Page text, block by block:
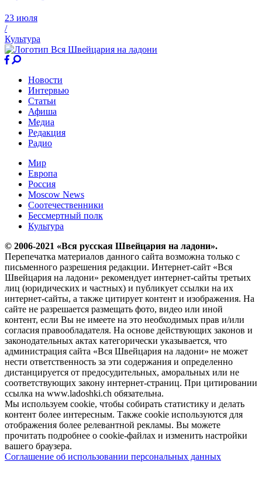
23 июля
/
Культура
Новости
Интервью
Статьи
Афиша
Медиа
Редакция
Радио
Мир
Европа
Россия
Moscow News
Соотечественники
Бессмертный полк
Культура
© 2006-2021 «Вся русская Швейцария на ладони».
Перепечатка материалов данного сайта возможна только с
письменного разрешения редакции. Интернет-сайт «Вся
Швейцария на ладони» рекомендует интернет-сайты третьих
лиц (юридических и частных) и публикует ссылки на их
интернет-сайты, а также цитирует контент и изображения. На
сайте не разрешается размещать фото, видео или иной
контент, если Вы не имеете на это необходимых прав и/или
согласия правообладателя. На основе действующих законов и
законодательных актах категорически указывается, что
администрация сайта «Вся Швейцария на ладони» не может
нести ответственность за эти содержания и определенно
дистанцируется от предосудительных, аморальных или не
соответствующих закону интернет-страниц. При цитировании
ссылка на www.ladoshki.ch обязательна.
Мы используем cookie, чтобы собирать статистику и делать
контент более интересным. Также cookie используются для
отображения более релевантной рекламы. Вы можете
прочитать подробнее о cookie-файлах и изменить настройки
вашего браузера.
Соглашение об использовании персональных данных